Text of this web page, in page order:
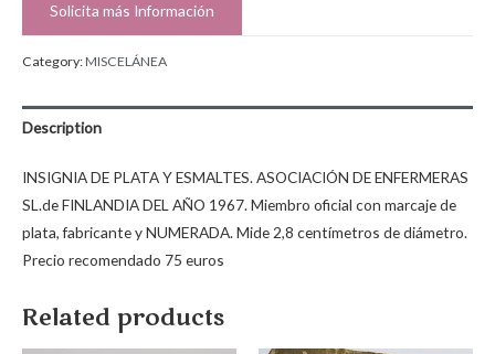
Solicita más Información
Category:MISCELÁNEA
Description
INSIGNIA DE PLATA Y ESMALTES. ASOCIACIÓN DE ENFERMERAS
SL.de FINLANDIA DEL AÑO 1967. Miembro oficial con marcaje de
plata, fabricante y NUMERADA. Mide 2,8 centímetros de diámetro.
Precio recomendado 75 euros
Related products